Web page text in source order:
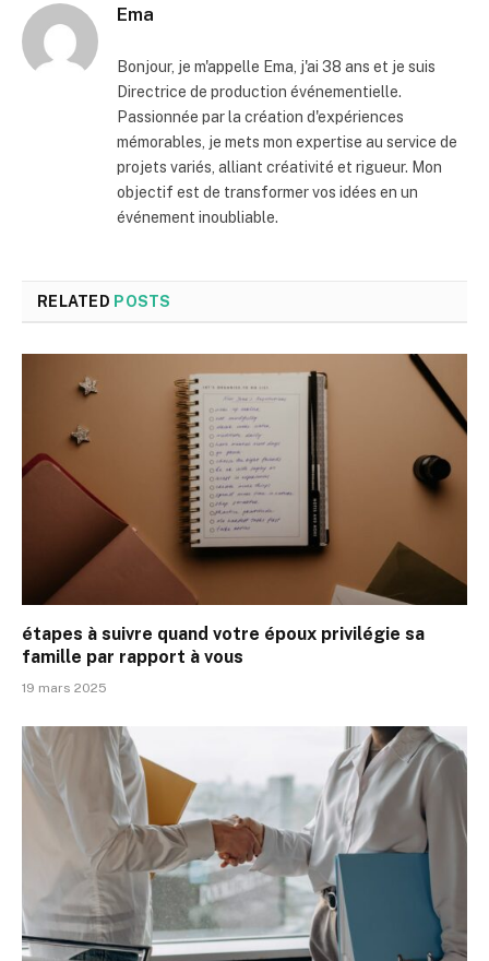
Ema
Bonjour, je m'appelle Ema, j'ai 38 ans et je suis
Directrice de production événementielle.
Passionnée par la création d'expériences
mémorables, je mets mon expertise au service de
projets variés, alliant créativité et rigueur. Mon
objectif est de transformer vos idées en un
événement inoubliable.
RELATED POSTS
étapes à suivre quand votre époux privilégie sa
famille par rapport à vous
19 mars 2025